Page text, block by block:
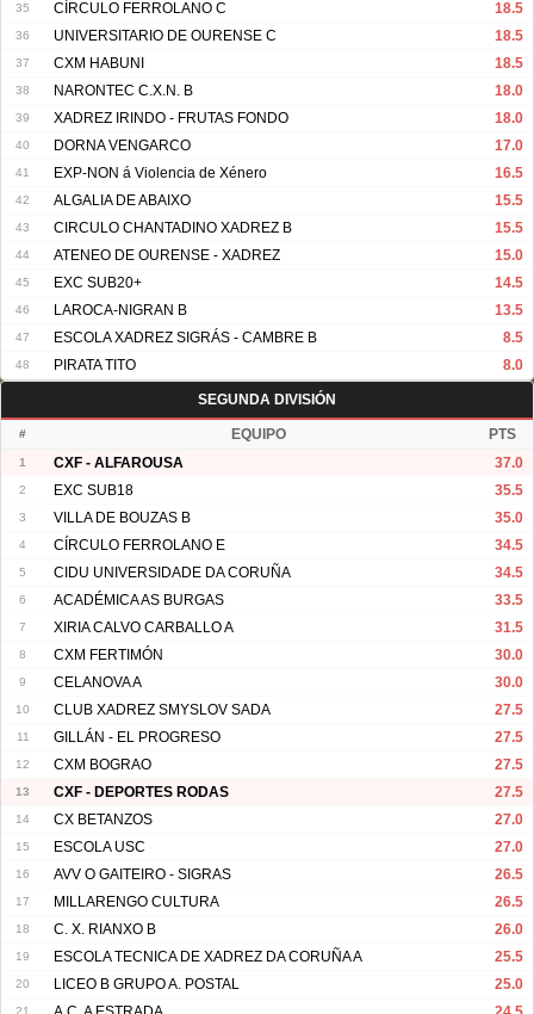
35 CÍRCULO FERROLANO C 18.5
36 UNIVERSITARIO DE OURENSE C 18.5
37 CXM HABUNI 18.5
38 NARONTEC C.X.N. B 18.0
39 XADREZ IRINDO - FRUTAS FONDO 18.0
40 DORNA VENGARCO 17.0
41 EXP-NON á Violencia de Xénero 16.5
42 ALGALIA DE ABAIXO 15.5
43 CIRCULO CHANTADINO XADREZ B 15.5
44 ATENEO DE OURENSE - XADREZ 15.0
45 EXC SUB20+ 14.5
46 LAROCA-NIGRAN B 13.5
47 ESCOLA XADREZ SIGRÁS - CAMBRE B 8.5
48 PIRATA TITO 8.0
SEGUNDA DIVISIÓN
# EQUIPO PTS
1 CXF - ALFAROUSA 37.0
2 EXC SUB18 35.5
3 VILLA DE BOUZAS B 35.0
4 CÍRCULO FERROLANO E 34.5
5 CIDU UNIVERSIDADE DA CORUÑA 34.5
6 ACADÉMICA AS BURGAS 33.5
7 XIRIA CALVO CARBALLO A 31.5
8 CXM FERTIMÓN 30.0
9 CELANOVA A 30.0
10 CLUB XADREZ SMYSLOV SADA 27.5
11 GILLÁN - EL PROGRESO 27.5
12 CXM BOGRAO 27.5
13 CXF - DEPORTES RODAS 27.5
14 CX BETANZOS 27.0
15 ESCOLA USC 27.0
16 AVV O GAITEIRO - SIGRAS 26.5
17 MILLARENGO CULTURA 26.5
18 C. X. RIANXO B 26.0
19 ESCOLA TECNICA DE XADREZ DA CORUÑA A 25.5
20 LICEO B GRUPO A. POSTAL 25.0
21